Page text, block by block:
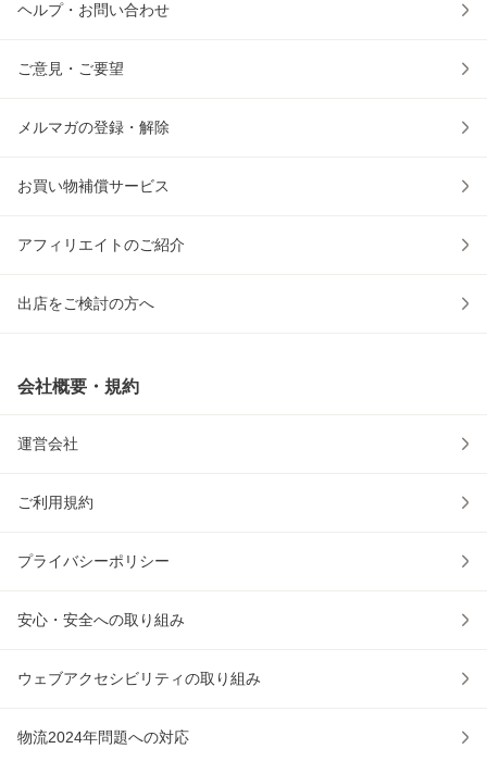
ヘルプ・お問い合わせ
ご意見・ご要望
メルマガの登録・解除
お買い物補償サービス
アフィリエイトのご紹介
出店をご検討の方へ
会社概要・規約
運営会社
ご利用規約
プライバシーポリシー
安心・安全への取り組み
ウェブアクセシビリティの取り組み
物流2024年問題への対応